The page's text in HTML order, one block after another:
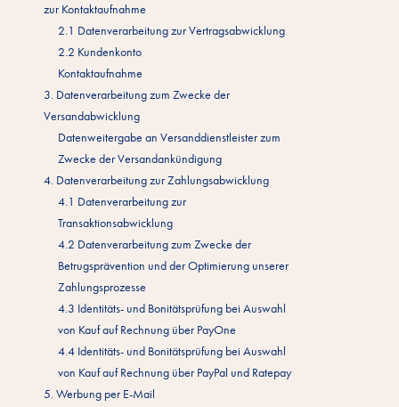
zur Kontaktaufnahme
2.1 Datenverarbeitung zur Vertragsabwicklung
2.2 Kundenkonto
Kontaktaufnahme
3. Datenverarbeitung zum Zwecke der
Versandabwicklung
Datenweitergabe an Versanddienstleister zum
Zwecke der Versandankündigung
4. Datenverarbeitung zur Zahlungsabwicklung
4.1 Datenverarbeitung zur
Transaktionsabwicklung
4.2 Datenverarbeitung zum Zwecke der
Betrugsprävention und der Optimierung unserer
Zahlungsprozesse
4.3 Identitäts- und Bonitätsprüfung bei Auswahl
von Kauf auf Rechnung über PayOne
4.4 Identitäts- und Bonitätsprüfung bei Auswahl
von Kauf auf Rechnung über PayPal und Ratepay
5. Werbung per E-Mail